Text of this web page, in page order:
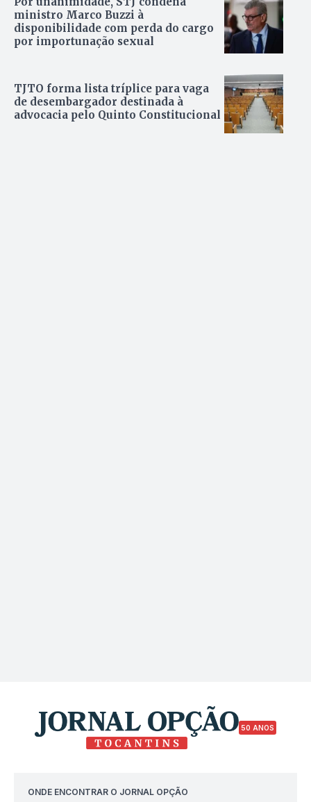
ministro Marco Buzzi à
disponibilidade com perda do cargo
por importunação sexual
TJTO forma lista tríplice para vaga
de desembargador destinada à
advocacia pelo Quinto Constitucional
50 ANOS
ONDE ENCONTRAR O JORNAL OPÇÃO